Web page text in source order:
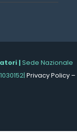
|Sede Nazionale
Privacy Policy–